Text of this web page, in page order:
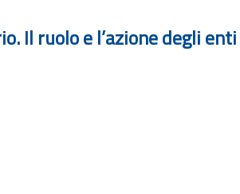
Il ruolo e l’azione degli